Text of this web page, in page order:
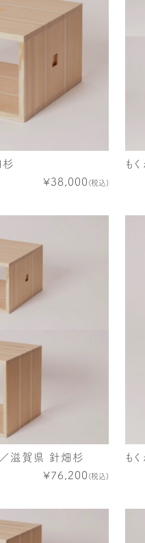
杉
¥38,000 (税込)
も
／滋賀県 針畑杉
¥76,200 (税込)
も